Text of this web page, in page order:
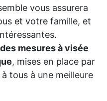
vous assurera
et votre famille, et
mesures à visée
, mises en place par
à tous à une meilleure